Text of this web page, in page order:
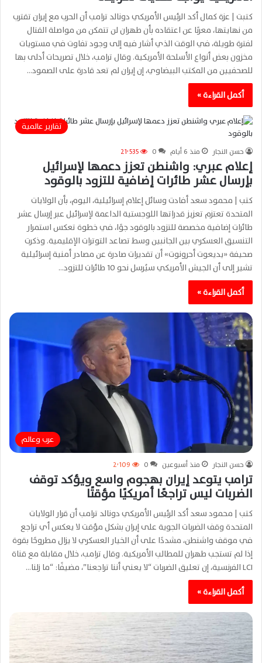
كتبت | عزة كمال أكد الرئيس الأمريكي دونالد ترامب أن الحرب مع إيران تقترب
من نهايتها، معربًا عن اعتقاده بأن طهران لن تتمكن من مواصلة القتال
لفترة طويلة، في الوقت الذي أشار فيه إلى وجود تفاوت في مستويات
مخزون بعض أنواع الأسلحة الأمريكية. وقال ترامب، خلال تصريحات أدلى بها
للصحفيين من المكتب البيضاوي، إن إيران لم تعد قادرة على الصمود…
أكمل القراءة »
تقارير عالمية
حسن النجار منذ 6 أيام 0 21٬535
إعلام عبري: واشنطن تعزز دعمها لإسرائيل
بإرسال عشر طائرات إضافية للتزود بالوقود
كتب | محمود سعد أفادت وسائل إعلام إسرائيلية، اليوم، بأن الولايات
المتحدة تعتزم تعزيز قدراتها اللوجستية الداعمة لإسرائيل عبر إرسال عشر
طائرات إضافية مخصصة للتزود بالوقود جوًا، في خطوة تعكس استمرار
التنسيق العسكري بين الجانبين وسط تصاعد التوترات الإقليمية. وذكرت
صحيفة «يديعوت أحرونوت» أن تقديرات صادرة عن مصادر أمنية إسرائيلية
تشير إلى أن الجيش الأمريكي سيُرسل نحو 10 طائرات للتزود…
أكمل القراءة »
عرب وعالم
حسن النجار منذ أسبوعين 0 2٬109
ترامب يتوعد إيران بهجوم واسع ويؤكد توقف
الضربات ليس تراجعًا أمريكيًا مؤقتًا
كتب | محمود سعد أكد الرئيس الأمريكي دونالد ترامب أن قرار الولايات
المتحدة وقف الضربات الجوية على إيران بشكل مؤقت لا يعكس أي تراجع
في موقف واشنطن، مشددًا على أن الخيار العسكري لا يزال مطروحًا بقوة
إذا لم تستجب طهران للمطالب الأمريكية. وقال ترامب، خلال مقابلة مع قناة
LCI الفرنسية، إن تعليق الضربات “لا يعني أننا تراجعنا”، مضيفًا: “ما زلنا…
أكمل القراءة »